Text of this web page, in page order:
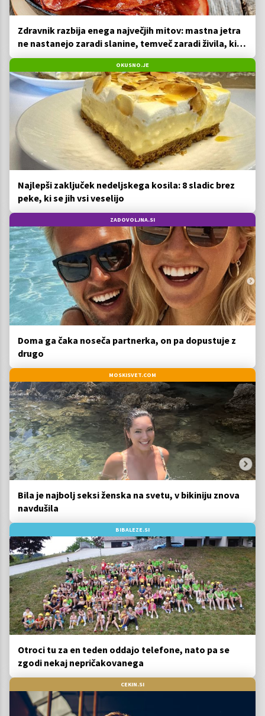
Zdravnik razbija enega največjih mitov: mastna jetra
ne nastanejo zaradi slanine, temveč zaradi živila, ki
ga imamo vsi radi
OKUSNO.JE
Najlepši zaključek nedeljskega kosila: 8 sladic brez
peke, ki se jih vsi veselijo
ZADOVOLJNA.SI
Doma ga čaka noseča partnerka, on pa dopustuje z
drugo
MOSKISVET.COM
Bila je najbolj seksi ženska na svetu, v bikiniju znova
navdušila
BIBALEZE.SI
Otroci tu za en teden oddajo telefone, nato pa se
zgodi nekaj nepričakovanega
CEKIN.SI